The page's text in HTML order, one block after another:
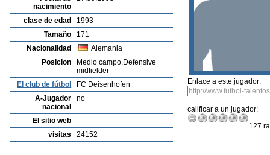
nacimiento
clase de edad
1993
Tamaño
171
Nacionalidad
Alemania
Posicion
Medio campo,Defensive
midfielder
El club de fútbol
FC Deisenhofen
A-Jugador
nacional
no
El sitio web
-
visitas
24152
Enlace a este jugador:
calificar a un jugador:
127